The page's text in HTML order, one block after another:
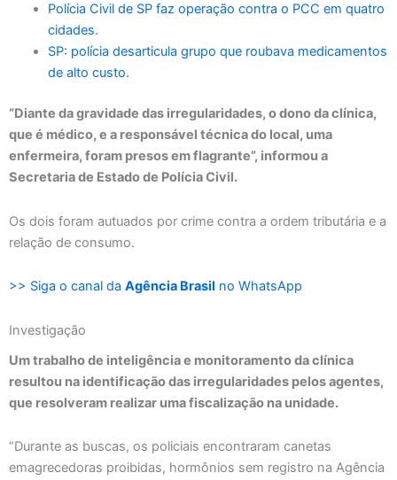
Polícia Civil de SP faz operação contra o PCC em quatro
cidades.
SP: polícia desarticula grupo que roubava medicamentos
de alto custo.
“Diante da gravidade das irregularidades, o dono da clínica,
que é médico, e a responsável técnica do local, uma
enfermeira, foram presos em flagrante”, informou a
Secretaria de Estado de Polícia Civil.
Os dois foram autuados por crime contra a ordem tributária e a
relação de consumo.
>> Siga o canal da Agência Brasil no WhatsApp
Investigação
Um trabalho de inteligência e monitoramento da clínica
resultou na identificação das irregularidades pelos agentes,
que resolveram realizar uma fiscalização na unidade.
“Durante as buscas, os policiais encontraram canetas
emagrecedoras proibidas, hormônios sem registro na Agência